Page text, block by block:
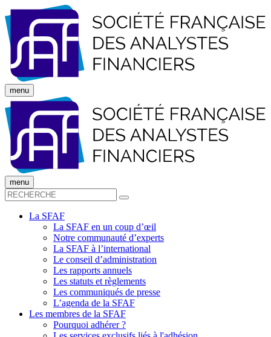
menu
menu
La SFAF
La SFAF en un coup d’œil
Notre communauté d’experts
La SFAF à l’international
Le conseil d’administration
Les rapports annuels
Les statuts et règlements
Les communiqués de presse
L’agenda de la SFAF
Les membres de la SFAF
Pourquoi adhérer ?